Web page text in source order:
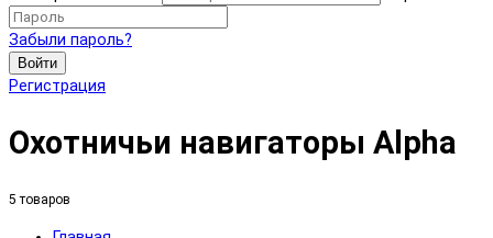
Забыли пароль?
Войти
Регистрация
Охотничьи навигаторы Alpha
5 товаров